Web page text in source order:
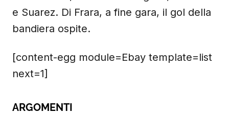
e Suarez. Di Frara, a fine gara, il gol della
bandiera ospite.
[content-egg module=Ebay template=list
next=1]
ARGOMENTI